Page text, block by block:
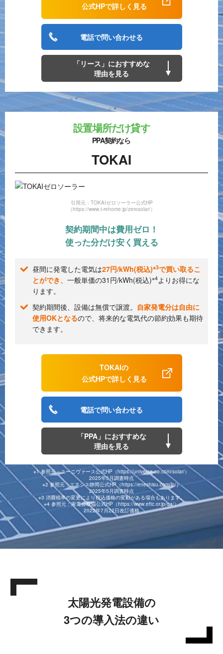
公式HPで詳しく見る
電話で問い合わせる
「リース」におすすめな
理由を見る
設置場所だけ貸す
PPA契約なら
TOKAI
引用元：TOKAIゼロソーラー公式HP
（https://www.t-rehome.jp/zerosolar/）
契約期間中は費用ゼロ！
使った分だけ安く買える
昼間に発電した電気は27円/kWh(税込)※3で買い取るこ
とができ、 一般単価の31円/kWh(税込)※4よりお得にな
ります。
契約期間後、設備は無償で譲渡。 自家発電分は自由に
使用OKとなるので、将来的な電気代の節約効果も期待
できます。
TOKAIの
公式HPで詳しく見る
電話で問い合わせる
「PPA」におすすめな
理由を見る
※1 参照元：ユーニヴァース公式HP（https://universe-co.com/solar/）
2025年5月調査時点
※2 参照元：エネシス静岡公式HP（https://eneshisu.com/lp/）
2025年5月調査時点
※3 消費税率の変更により税込価格の変動がある場合もあります。
※4 参照元：家電公取協公式HP（https://www.eftc.or.jp/qa/）
2022年7月22日改訂価格
太陽光発電設備の
3つの導入法の違い